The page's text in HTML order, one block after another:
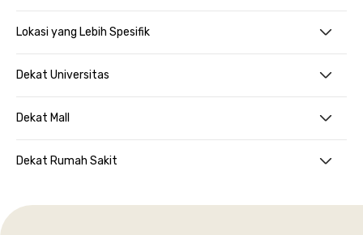
Lokasi yang Lebih Spesifik
Dekat Universitas
Dekat Mall
Dekat Rumah Sakit